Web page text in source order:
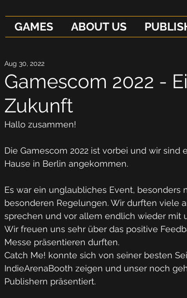
GAMES ABOUT US
Gamescom 2022 -
Zukunft
Aug 30, 2022
Hallo zusammen!
Die Gamescom 2022 ist vorbei und wir
Hause in Berlin angekommen.
Es war ein unglaubliches Event, besonders
besonderen Regelungen. Wir durften viele
sprechen und vor allem endlich wieder mit
Wir freuen uns sehr über das positive
Messe präsentieren durften.
Catch Me! konnte sich von seiner besten
IndieArenaBooth zeigen und unser noch
Publishern präsentiert.